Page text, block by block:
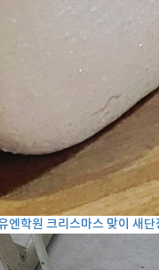
엔학원 크리스마스 맞이 새단